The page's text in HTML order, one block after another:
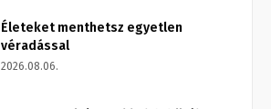
Életeket menthetsz egyetlen
véradással
2026.08.06.